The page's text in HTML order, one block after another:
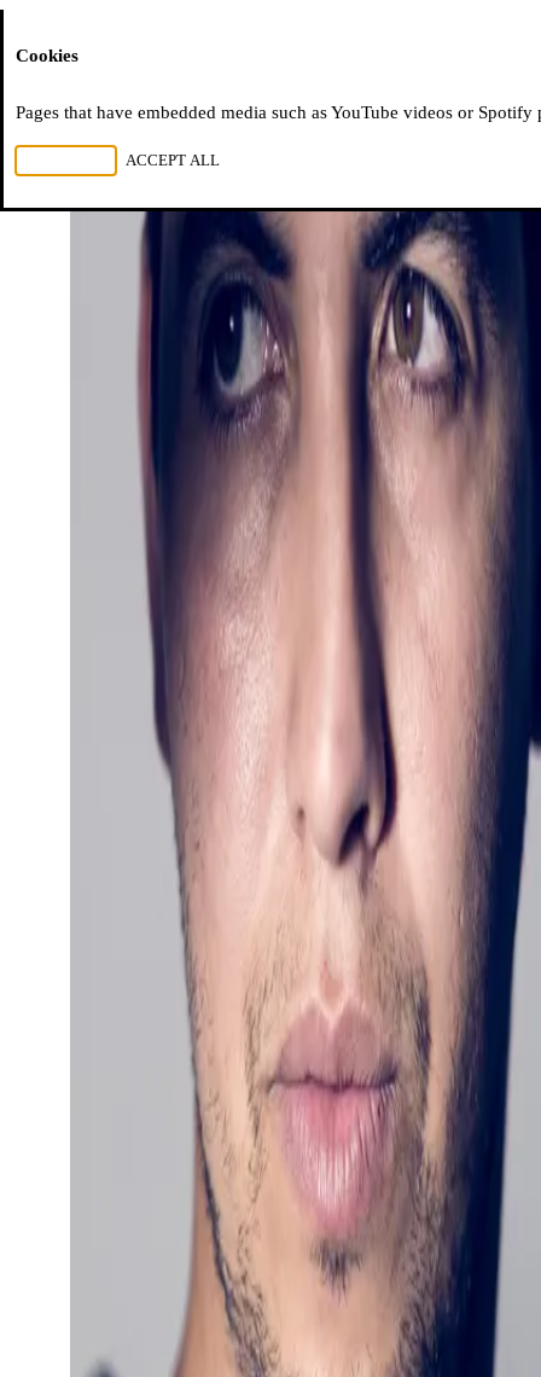
Cookies
Pages that have embedded media such as YouTube videos or
ACCEPT ALL